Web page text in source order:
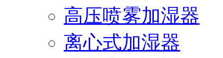
高压喷雾加湿器
离心式加湿器